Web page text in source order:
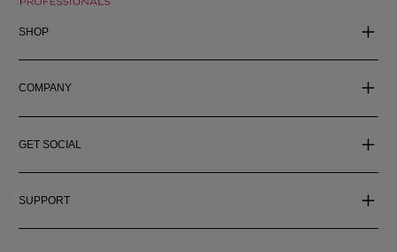
SHOP
COMPANY
GET SOCIAL
SUPPORT